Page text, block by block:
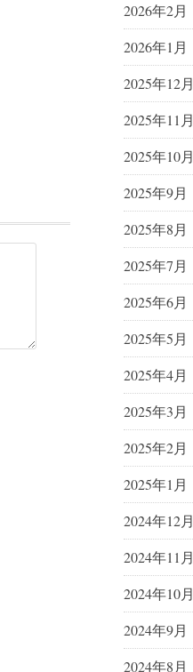
2026年2月
2026年1月
2025年12月
2025年11月
2025年10月
2025年9月
2025年8月
2025年7月
2025年6月
2025年5月
2025年4月
2025年3月
2025年2月
2025年1月
2024年12月
2024年11月
2024年10月
2024年9月
2024年8月